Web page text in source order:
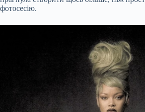
фотосесію.